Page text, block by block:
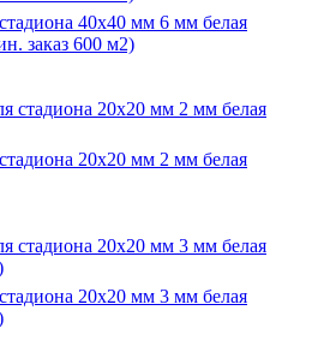
40х40 мм 6 мм белая
заказ 600 м2)
20х20 мм 2 мм белая
20х20 мм 3 мм белая